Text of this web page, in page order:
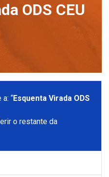
ODS CEU
“Esquenta Virada ODS
o restante da